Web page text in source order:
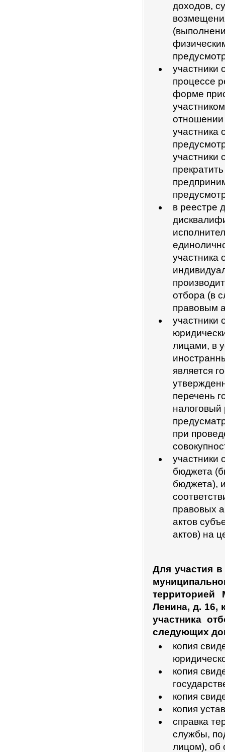
доходов,
участники
процессе
форме
отношении
участника
участники
в реестре
участника
отбора (в
правовым
участники
лицами, в
является
перечень
при
участники
бюджета
бюджета),
правовых
актов
актов) на
Для участия
Ленина, д. 16,
участника
следующих
копия
копия
копия
копия
справка
службы,
лицом), об